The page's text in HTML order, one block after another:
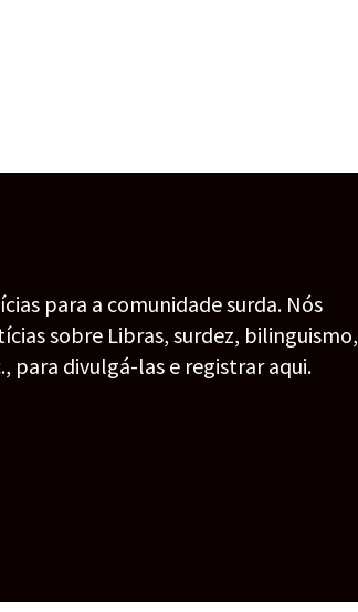
para a comunidade surda. Nós
sobre Libras, surdez, bilinguismo,
para divulgá-las e registrar aqui.